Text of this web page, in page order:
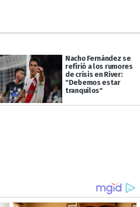
Nacho Fernández se
refirió a los rumores
de crisis en River:
"Debemos estar
tranquilos"